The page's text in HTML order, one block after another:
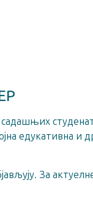
едукативна
За